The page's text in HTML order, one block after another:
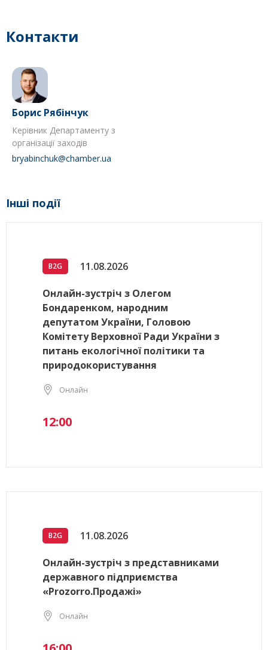
Контакти
Борис Рябінчук
Керівник Департаменту з
організації заходів
bryabinchuk@chamber.ua
Інші події
B2G 11.08.2026
Онлайн-зустріч з Олегом
Бондаренком, народним
депутатом України, Головою
Комітету Верховної Ради України з
питань екологічної політики та
природокористування
Онлайн
12:00
B2G 11.08.2026
Онлайн-зустріч з представниками
державного підприємства
«Prozorro.Продажі»
Онлайн